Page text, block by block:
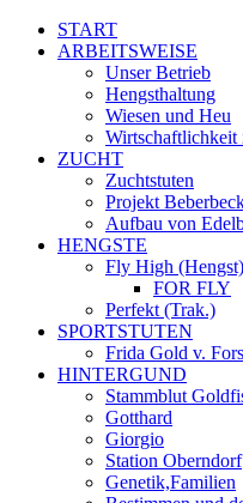
START
ARBEITSWEISE
Unser Betrieb
Hengsthaltung
Wiesen und Heu
Wirtschaftlichkeit
ZUCHT
Zuchtstuten
Projekt
Aufbau von
HENGSTE
Fly High (Hengst)
FOR FLY
Perfekt (Trak.)
SPORTSTUTEN
Frida Gold v.
HINTERGUND
Stammblut
Gotthard
Giorgio
Station Oberndorf
Genetik,Familien